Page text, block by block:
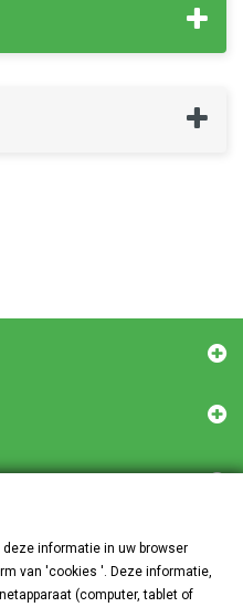
informatie in uw browser
van 'cookies '. Deze informatie,
(computer, tablet of